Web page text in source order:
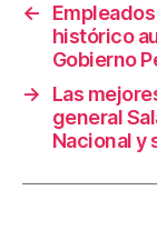
o
k
←
histórico
Gobierno
→
Las
general
Nacional y